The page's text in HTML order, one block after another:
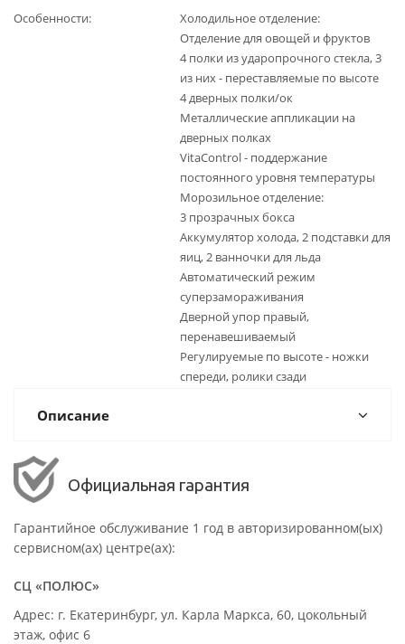
Особенности
Холодильное отделение:
Отделение для овощей и фруктов
4 полки из ударопрочного стекла, 3
из них - переставляемые по высоте
4 дверных полки/ок
Металлические аппликации на
дверных полках
VitaControl - поддержание
постоянного уровня температуры
Морозильное отделение:
3 прозрачных бокса
Аккумулятор холода, 2 подставки для
яиц, 2 ванночки для льда
Автоматический режим
суперзамораживания
Дверной упор правый,
перенавешиваемый
Регулируемые по высоте - ножки
спереди, ролики сзади
Описание
Официальная гарантия
Гарантийное обслуживание 1 год в авторизированном(ых)
сервисном(ах) центре(ах):
СЦ «ПОЛЮС»
Адрес: г. Екатеринбург, ул. Карла Маркса, 60, цокольный
этаж, офис 6